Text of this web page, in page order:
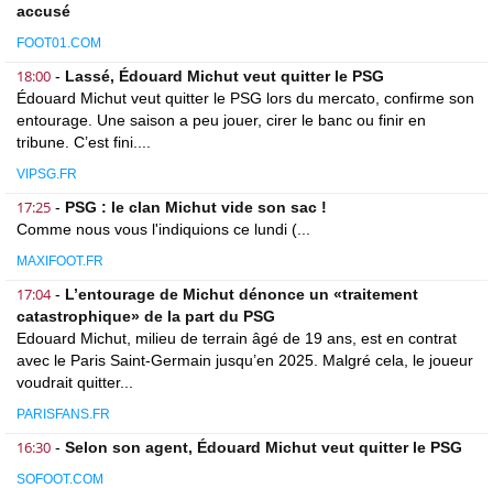
accusé
FOOT01.COM
18:00 - Lassé, Édouard Michut veut quitter le PSG
Édouard Michut veut quitter le PSG lors du mercato, confirme son
entourage. Une saison a peu jouer, cirer le banc ou finir en
tribune. C’est fini....
VIPSG.FR
17:25 - PSG : le clan Michut vide son sac !
Comme nous vous l'indiquions ce lundi (...
MAXIFOOT.FR
17:04- L’entourage de Michut dénonce un «traitement
catastrophique» de la part du PSG
Edouard Michut, milieu de terrain âgé de 19 ans, est en contrat
avec le Paris Saint-Germain jusqu’en 2025. Malgré cela, le joueur
voudrait quitter...
PARISFANS.FR
16:30 - Selon son agent, Édouard Michut veut quitter le PSG
SOFOOT.COM